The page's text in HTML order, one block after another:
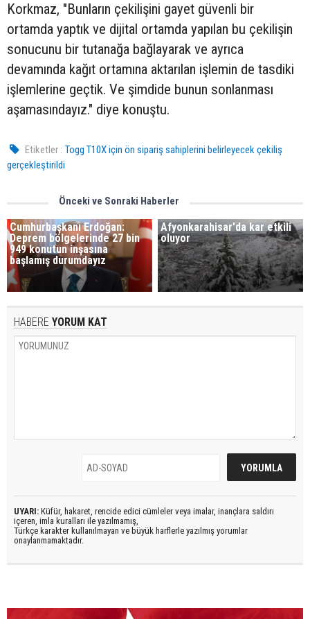
Korkmaz, "Bunların çekilişini gayet güvenli bir
ortamda yaptık ve dijital ortamda yapılan bu çekilişin
sonucunu bir tutanağa bağlayarak ve ayrıca
devamında kağıt ortamına aktarılan işlemin de tasdiki
işlemlerine geçtik. Ve şimdide bunun sonlanması
aşamasındayız." diye konuştu.
Etiketler : Togg T10X için ön sipariş sahiplerini belirleyecek çekiliş
gerçekleştirildi
Önceki ve Sonraki Haberler
Cumhurbaşkanı Erdoğan:
Deprem bölgelerinde 27 bin
949 konutun inşasına
başlamış durumdayız
Afyonkarahisar'da kar etkili
oluyor
HABERE YORUM KAT
UYARI: Küfür, hakaret, rencide edici cümleler veya imalar, inançlara saldırı
içeren, imla kuralları ile yazılmamış,
Türkçe karakter kullanılmayan ve büyük harflerle yazılmış yorumlar
onaylanmamaktadır.